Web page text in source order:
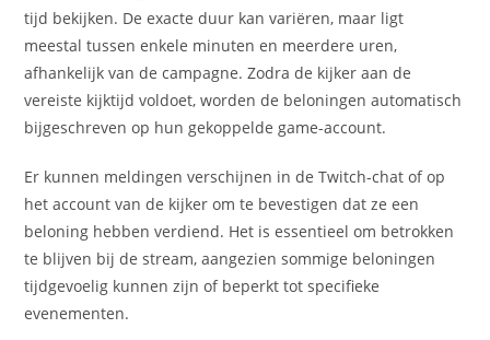
tijd bekijken. De exacte duur kan variëren, maar ligt
meestal tussen enkele minuten en meerdere uren,
afhankelijk van de campagne. Zodra de kijker aan de
vereiste kijktijd voldoet, worden de beloningen automatisch
bijgeschreven op hun gekoppelde game-account.
Er kunnen meldingen verschijnen in de Twitch-chat of op
het account van de kijker om te bevestigen dat ze een
beloning hebben verdiend. Het is essentieel om betrokken
te blijven bij de stream, aangezien sommige beloningen
tijdgevoelig kunnen zijn of beperkt tot specifieke
evenementen.